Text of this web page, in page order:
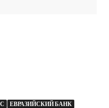
ЕВРАЗИЙСКИЙ БАНК